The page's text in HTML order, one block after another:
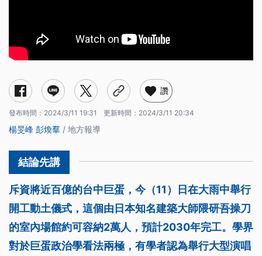
讚
發布時間： 2024/3/11 19:31 更新時間： 2024/3/11 20:34
楊旻峰 彭煥羣 / 地方報導
斥資將近百億的台中巨蛋，今（11）日在大雨中舉行
開工動土儀式，這個由日本知名建築大師隈研吾操刀
的室內場館約可容納2萬人，預計2030年完工。學界
對於巨蛋政治學看法兩極，有學者認為舉行大型演唱